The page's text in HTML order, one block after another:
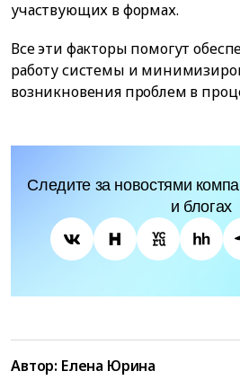
участвующих в формах.
Все эти факторы помогут
работу системы и
возникновения проблем в
Следите за новостями
и блогах
Автор: Елена Юрина